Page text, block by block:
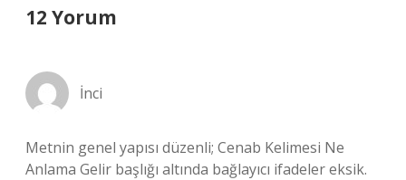
12 Yorum
İnci
Metnin genel yapısı düzenli; Cenab Kelimesi Ne
Anlama Gelir başlığı altında bağlayıcı ifadeler eksik.